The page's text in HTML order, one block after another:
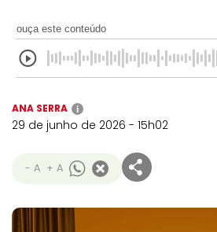
ouça este conteúdo
ANA SERRA i
29 de junho de 2026 - 15h02
- A + A